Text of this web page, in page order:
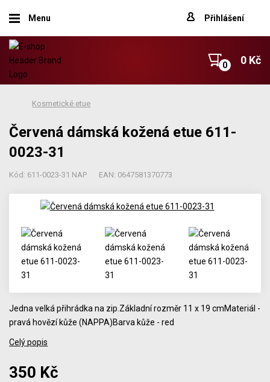
Menu Přihlášení
0 Kč
Kosmetické etue
Červená dámská kožená etue 611-
0023-31
Kód: 611-0023-31 NAP EAN: 0647581370773
Jedna velká přihrádka na zip.Základní rozměr 11 x 19 cmMateriál -
pravá hovězí kůže (NAPPA)Barva kůže - red
Celý popis
350 Kč